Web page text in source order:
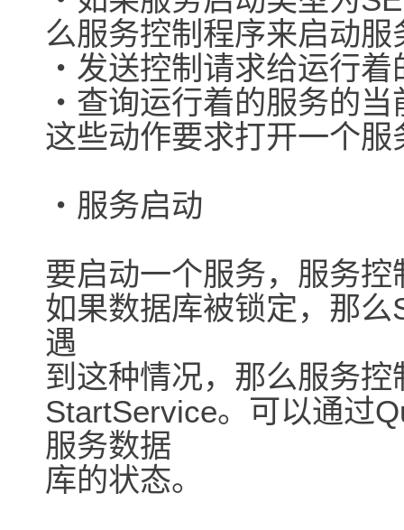
么服务控制程序来启动服
・发送控制请求给运行着
・查询运行着的服务的当
这些动作要求打开一个
・服务启动
要启动一个服务，服务
如果数据库被锁定，那
遇
到这种情况，那么服务
StartService。可以通过
服务数据
库的状态。